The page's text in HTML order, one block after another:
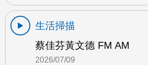
生活掃描
蔡佳芬黃文德 FM AM
2026/07/09